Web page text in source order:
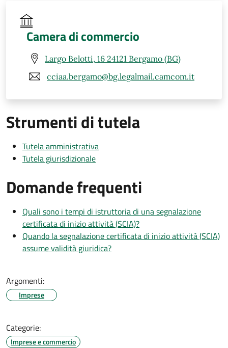
Camera di commercio
Largo Belotti, 16 24121 Bergamo (BG)
cciaa.bergamo@bg.legalmail.camcom.it
Strumenti di tutela
Tutela amministrativa
Tutela giurisdizionale
Domande frequenti
Quali sono i tempi di istruttoria di una segnalazione
certificata di inizio attività (SCIA)?
Quando la segnalazione certificata di inizio attività (SCIA)
assume validità giuridica?
Argomenti:
Imprese
Categorie:
Imprese e commercio